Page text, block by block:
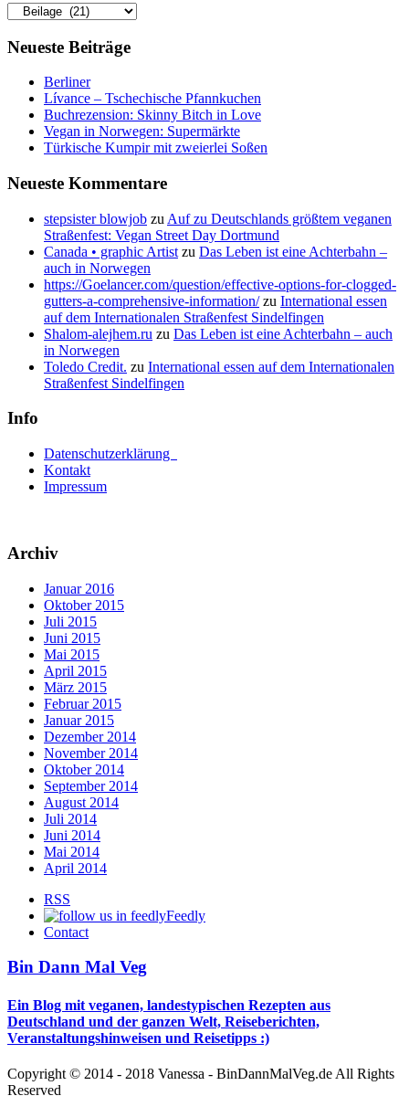
Kategorien
Neueste Beiträge
Berliner
Lívance – Tschechische Pfannkuchen
Buchrezension: Skinny Bitch in Love
Vegan in Norwegen: Supermärkte
Türkische Kumpir mit zweierlei Soßen
Neueste Kommentare
stepsister blowjob zu Auf zu Deutschlands größtem veganen
Straßenfest: Vegan Street Day Dortmund
Canada • graphic Artist zu Das Leben ist eine Achterbahn –
auch in Norwegen
https://Goelancer.com/question/effective-options-for-clogged-
gutters-a-comprehensive-information/zu International essen
auf dem Internationalen Straßenfest Sindelfingen
Shalom-alejhem.ru zu Das Leben ist eine Achterbahn – auch
in Norwegen
Toledo Credit. zu International essen auf dem Internationalen
Straßenfest Sindelfingen
Info
Datenschutzerklärung
Kontakt
Impressum
Archiv
Januar 2016
Oktober 2015
Juli 2015
Juni 2015
Mai 2015
April 2015
März 2015
Februar 2015
Januar 2015
Dezember 2014
November 2014
Oktober 2014
September 2014
August 2014
Juli 2014
Juni 2014
Mai 2014
April 2014
RSS
Feedly
Contact
Bin Dann Mal Veg
Ein Blog mit veganen, landestypischen Rezepten aus
Deutschland und der ganzen Welt, Reiseberichten,
Veranstaltungshinweisen und Reisetipps :)
Copyright © 2014 - 2018 Vanessa - BinDannMalVeg.de All Rights
Reserved